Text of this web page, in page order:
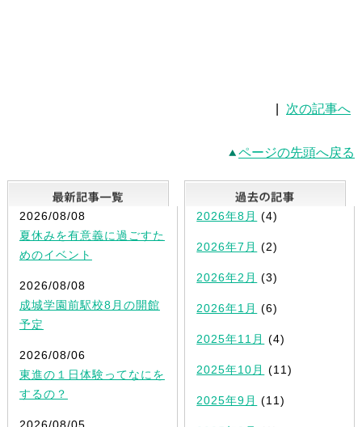
次の記事へ
ページの先頭へ戻る
最新記事一覧
2026/08/08
夏休みを有意義に過ごすた
めのイベント
2026/08/08
成城学園前駅校8月の開館
予定
2026/08/06
東進の１日体験ってなにを
するの？
2026年8月 (4)
2026年7月 (2)
2026年2月 (3)
2026年1月 (6)
2025年11月 (4)
2025年10月 (11)
2025年9月 (11)